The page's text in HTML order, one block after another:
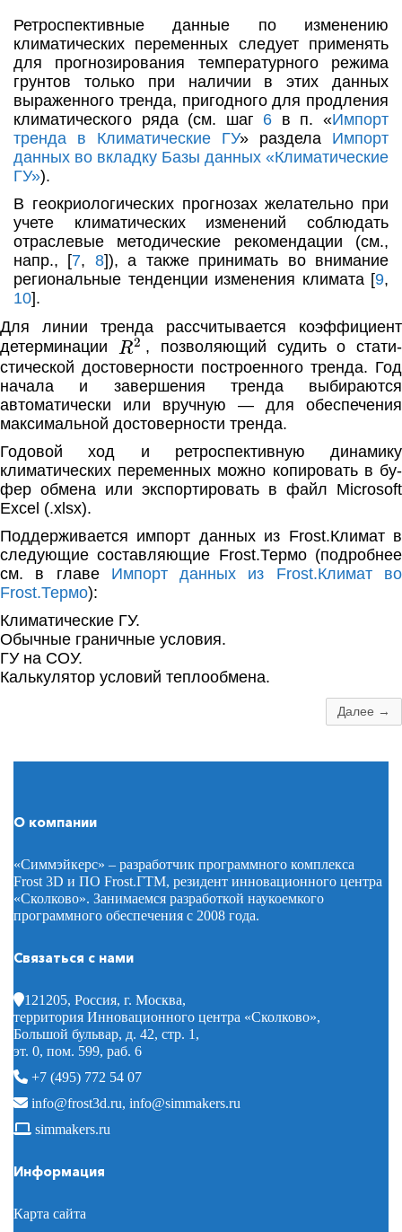
Ретроспективные данные по изменению
климатических переменных следует применять
для прогнозирования температурного режима
грунтов только при наличии в этих данных
выраженного тренда, пригодного для продления
климатического ряда (см. шаг 6 в п. «Импорт
тренда в Климатические ГУ» раздела Импорт
данных во вкладку Базы данных «Климатические
ГУ»).
В геокриологических прогнозах желательно при
учете климатических изменений соблюдать
отраслевые методические рекомендации (см.,
напр., [7, 8]), а также принимать во внимание
региональные тенденции изменения климата [9,
10].
Для линии тренда рассчитывается коэффициент
детерминации R2, позволяющий судить о стати­
стической достоверности построенного тренда. Год
начала и завершения тренда выбираются
автоматически или вручную — для обеспечения
максимальной достоверности тренда.
Годовой ход и ретроспективную динамику
климатических переменных можно копировать в бу­
фер обмена или экспортировать в файл Microsoft
Excel (.xlsx).
Поддерживается импорт данных из Frost.Климат в
следующие составляющие Frost.Термо (подробнее
см. в главе Импорт данных из Frost.Климат во
Frost.Термо):
Климатические ГУ.
Обычные граничные условия.
ГУ на СОУ.
Калькулятор условий теплообмена.
Далее →
О компании
«Симмэйкерс» – разработчик программного комплекса
Frost 3D и ПО Frost.ГТМ, резидент инновационного центра
«Сколково». Занимаемся разработкой наукоемкого
программного обеспечения с 2008 года.
Связаться с нами
121205, Россия, г. Москва,
территория Инновационного центра «Сколково»,
Большой бульвар, д. 42, стр. 1,
эт. 0, пом. 599, раб. 6
+7 (495) 772 54 07
info@frost3d.ru, info@simmakers.ru
simmakers.ru
Информация
Карта сайта